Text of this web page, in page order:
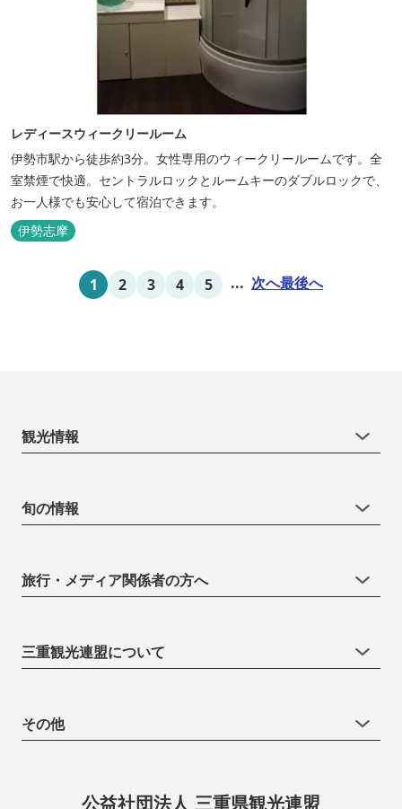
レディースウィークリールーム
伊勢市駅から徒歩約3分。女性専用のウィークリールームです。全
室禁煙で快適。セントラルロックとルームキーのダブルロックで、
お一人様でも安心して宿泊できます。
伊勢志摩
1 2 3 4 5 ... 次へ最後へ
観光情報
旬の情報
旅行・メディア関係者の方へ
三重観光連盟について
その他
公益社団法人 三重県観光連盟